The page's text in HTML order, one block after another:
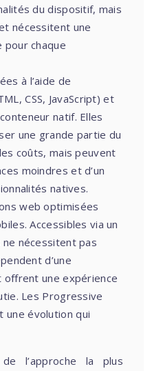
du dispositif, mais
nécessitent une
pour chaque
à l’aide de
CSS, JavaScript) et
natif. Elles
une grande partie du
coûts, mais peuvent
moindres et d’un
natives.
web optimisées
Accessibles via un
nécessitent pas
d’une
une expérience
Les Progressive
une évolution qui
l’approche la plus